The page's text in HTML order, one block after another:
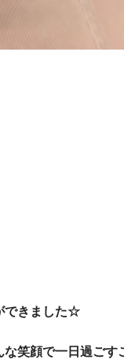
できました☆
笑顔で一日過ごす